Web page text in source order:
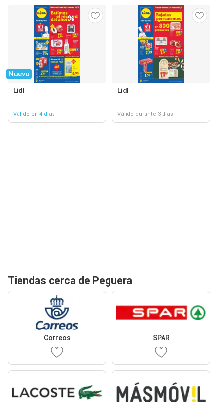
Nuevo
Lidl
Válido en 4 días
Lidl
Válido durante 3 días
Tiendas cerca de Peguera
Correos SPAR